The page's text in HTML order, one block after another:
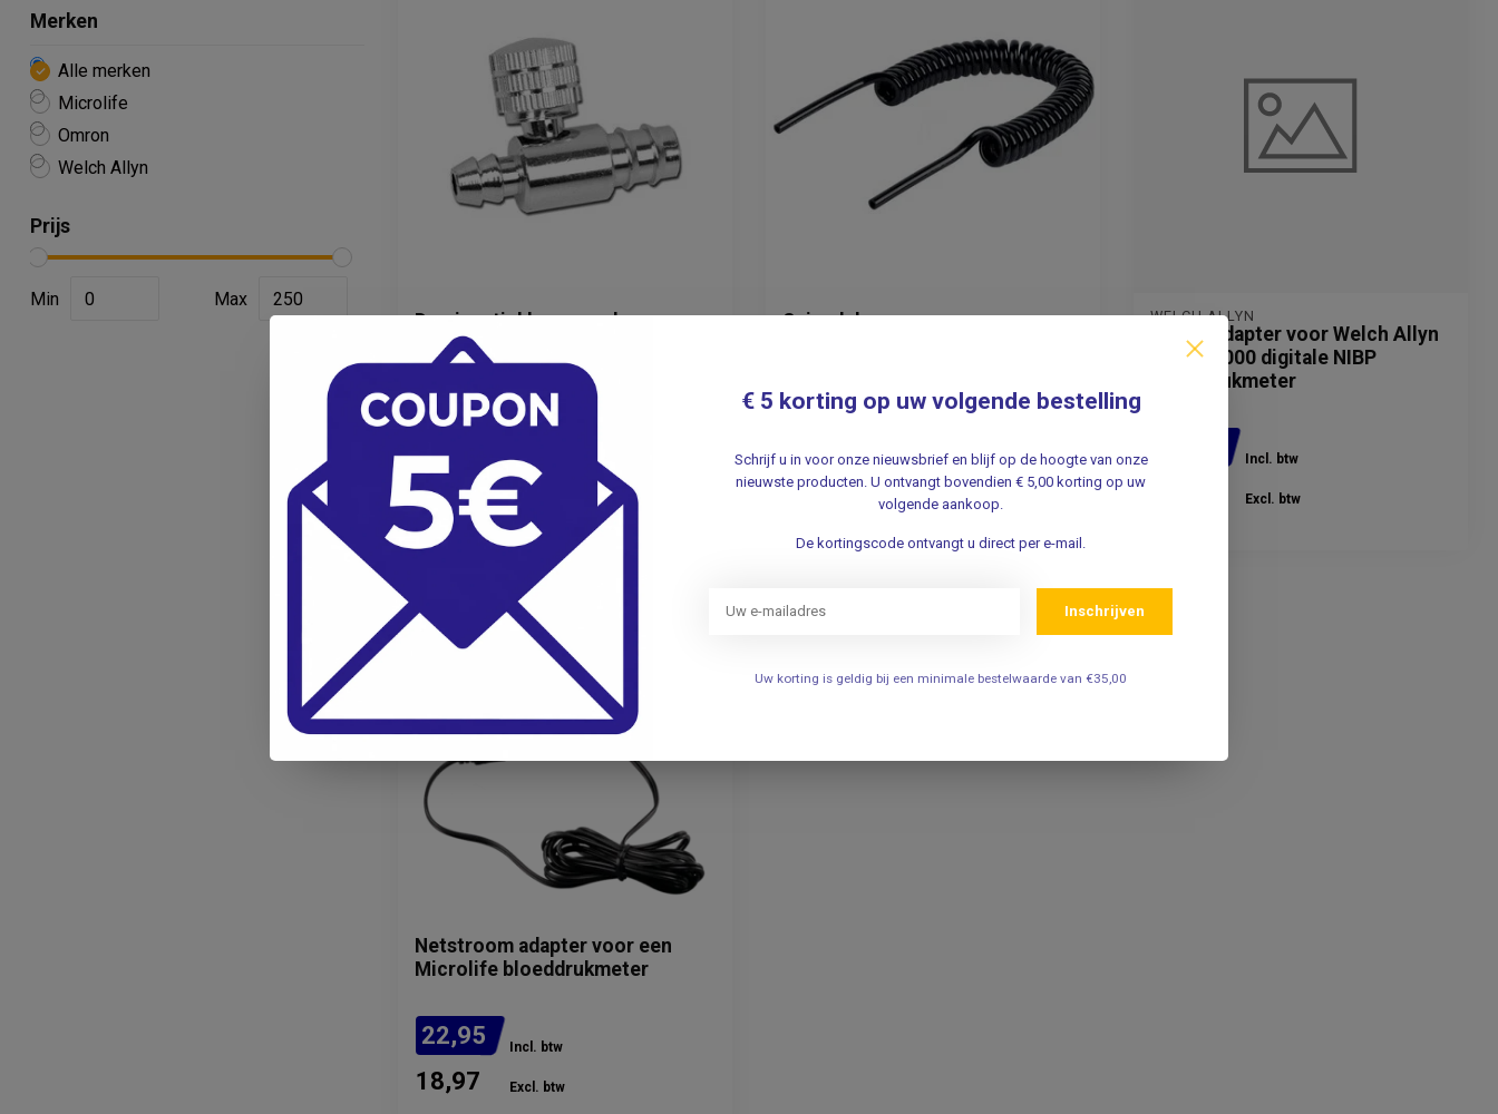
Merken
Alle merken
Microlife
Omron
Welch Allyn
Prijs
Min Max
Draaiventiel los voor de
bloeddrukmeter ballon
Incl. btw
6,57 Excl. btw
Op voorraad
Spiraalslang voor
9,95 Incl. btw
8,22 Excl. btw
WELCH ALLYN
Losse Adapter voor Welch Allyn
ProBP 2000 digitale NIBP
bloeddrukmeter
Incl. btw
Excl. btw
Netstroom adapter voor een
Microlife bloeddrukmeter
22,95 Incl. btw
18,97 Excl. btw
€ 5 korting op uw volgende bestelling
Schrijf u in voor onze nieuwsbrief en blijf op de hoogte van onze
nieuwste producten. U ontvangt bovendien € 5,00 korting op uw
volgende aankoop.
De kortingscode ontvangt u direct per e-mail.
Inschrijven
Uw korting is geldig bij een minimale bestelwaarde van €35,00